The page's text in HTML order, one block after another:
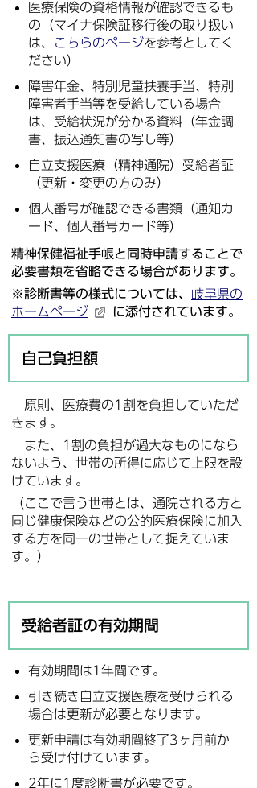
医療保険の資格情報が確認できるも
の（マイナ保険証移行後の取り扱い
は、
こちらのページを参考としてく
ださい）
障害年金、特別児童扶養手当、特別
障害者手当等を受給している場合
は、受給状況が分かる資料（年金調
書、振込通知書の写し等）
自立支援医療（精神通院）受給者証
（更新・変更の方のみ）
個人番号が確認できる書類（通知カ
ード、個人番号カード等）
精神保健福祉手帳と同時申請することで
必要書類を省略できる場合があります。
※診断書等の様式については、 岐阜県の
ホームページ
に添付されています。
自己負担額
原則、医療費の1割を負担していただ
きます。
また、1割の負担が過大なものになら
ないよう、世帯の所得に応じて上限を設
けています。
（ここで言う世帯とは、通院される方と
同じ健康保険などの公的医療保険に加入
する方を同一の世帯として捉えていま
す。）
受給者証の有効期間
有効期間は1年間です。
引き続き自立支援医療を受けられる
場合は更新が必要となります。
更新申請は有効期間終了3ヶ月前か
ら受け付けています。
2年に1度診断書が必要です。